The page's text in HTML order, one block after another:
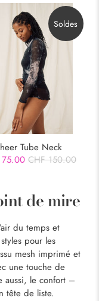
de mire
du temps et
pour les
mesh imprimé et
une touche de
aussi, le confort –
tête de liste.
Soldes
Tube Neck
CHF 150.00